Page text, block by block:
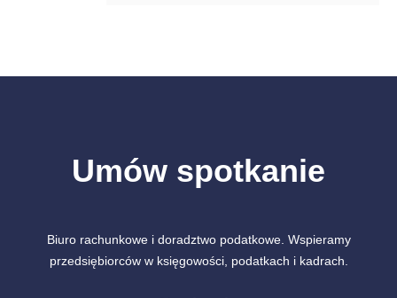
Umów spotkanie
Biuro rachunkowe i doradztwo podatkowe. Wspieramy
przedsiębiorców w księgowości, podatkach i kadrach.